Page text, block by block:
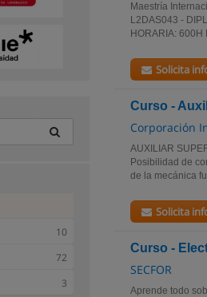
Maestría
L2DAS043 -
HORARIA:
Solicita
Curso -
Corporación
AUXILIAR
Posibilidad de
de la mecánica
Solicita
Curso -
SECFOR
Aprende todo
10
72
3